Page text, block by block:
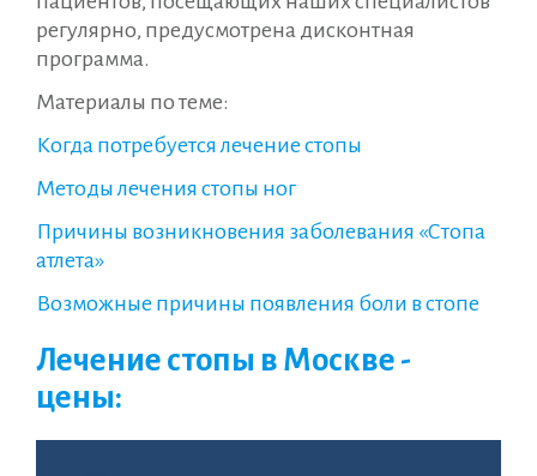
регулярно, предусмотрена дисконтная
программа.
Материалы по теме:
Когда потребуется лечение стопы
Методы лечения стопы ног
Причины возникновения заболевания «Стопа
атлета»
Возможные причины появления боли в стопе
Лечение стопы в Москве -
цены: